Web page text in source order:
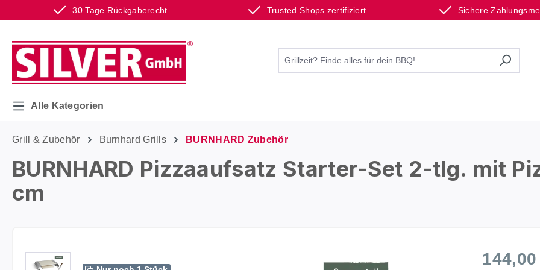
30 Tage Rückgaberecht Trusted Shops zertifiziert Sichere
Hauptinhalt springen
Zur Suche springen
Zur Hauptnavigation springen
Alle Kategorien
Grill & Zubehör Burnhard Grills BURNHARD Zubehör
BURNHARD Pizzaaufsatz Starter-Set 2-tlg. mit
cm
Bildergalerie überspringen